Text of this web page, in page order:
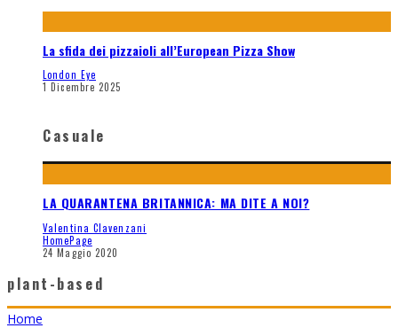
La sfida dei pizzaioli all’European Pizza Show
London Eye
1 Dicembre 2025
Casuale
LA QUARANTENA BRITANNICA: MA DITE A NOI?
Valentina Clavenzani
HomePage
24 Maggio 2020
plant-based
Home